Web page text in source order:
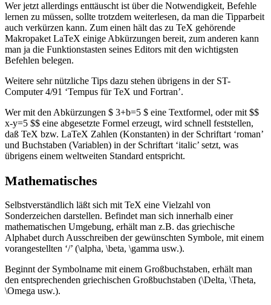
Wer jetzt allerdings enttäuscht ist über die Notwendigkeit, Befehle
lernen zu müssen, sollte trotzdem weiterlesen, da man die Tipparbeit
auch verkürzen kann. Zum einen hält das zu TeX gehörende
Makropaket LaTeX einige Abkürzungen bereit, zum anderen kann
man ja die Funktionstasten seines Editors mit den wichtigsten
Befehlen belegen.
Weitere sehr nützliche Tips dazu stehen übrigens in der ST-
Computer 4/91 ‘Tempus für TeX und Fortran’.
Wer mit den Abkürzungen $ 3+b=5 $ eine Textformel, oder mit $$
x-y=5 $$ eine abgesetzte Formel erzeugt, wird schnell feststellen,
daß TeX bzw. LaTeX Zahlen (Konstanten) in der Schriftart ‘roman’
und Buchstaben (Variablen) in der Schriftart ‘italic’ setzt, was
übrigens einem weltweiten Standard entspricht.
Mathematisches
Selbstverständlich läßt sich mit TeX eine Vielzahl von
Sonderzeichen darstellen. Befindet man sich innerhalb einer
mathematischen Umgebung, erhält man z.B. das griechische
Alphabet durch Ausschreiben der gewünschten Symbole, mit einem
vorangestellten ‘/’ (\alpha, \beta, \gamma usw.).
Beginnt der Symbolname mit einem Großbuchstaben, erhält man
den entsprechenden griechischen Großbuchstaben (\Delta, \Theta,
\Omega usw.).